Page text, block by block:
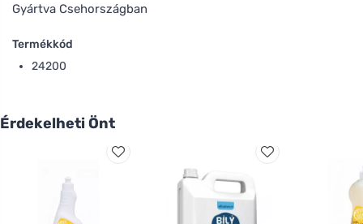
Gyártva Csehországban
Termékkód
24200
Érdekelheti Önt